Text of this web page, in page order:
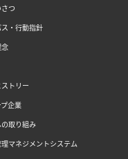
つ
・行動指針
トリー
企業
取り組み
マネジメントシステム